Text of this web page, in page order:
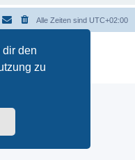
dir den
zu
Alle Zeiten sind UTC+02:00
© phpBB Limited